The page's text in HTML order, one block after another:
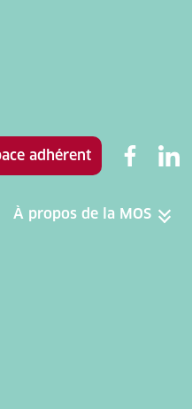
adhérent
À propos de la MOS Toggle menu